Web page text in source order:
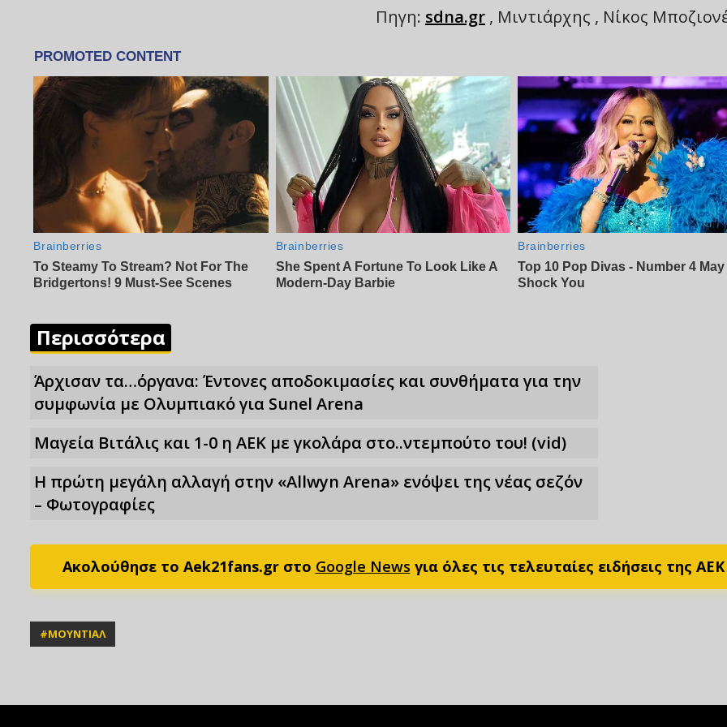
Πηγη: sdna.gr , Μιντιάρχης , Νίκος
Περισσότερα
Άρχισαν τα…όργανα: Έντονες αποδοκιμασίες και συνθήματα για την
συμφωνία με Ολυμπιακό για Sunel Arena
Μαγεία Βιτάλις και 1-0 η ΑΕΚ με γκολάρα στο..ντεμπούτο του! (vid)
Η πρώτη μεγάλη αλλαγή στην «Αllwyn Arena» ενόψει της νέας σεζόν
– Φωτoγραφίες
Ακολούθησε το Aek21fans.gr στο Google News για όλες τις τελευταίες ειδήσεις της ΑΕΚ
#ΜΟΥΝΤΙΑΛ